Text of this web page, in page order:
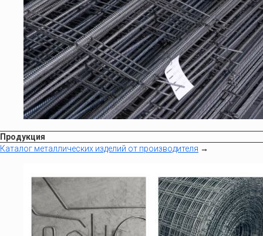
Продукция
Каталог металлических изделий от производителя →